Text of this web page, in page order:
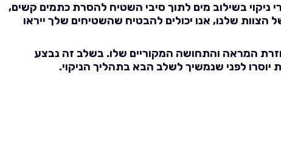
בשילוב מים לתוך סיבי השטיח להסרת כתמים קשים,
שלנו, אנו יכולים להבטיח שהשטיחים שלך ייראו
המראה והתחושה המקוריים שלו. בשלב זה נבצע
לפני שנמשיך לשלב הבא בתהליך הניקוי.